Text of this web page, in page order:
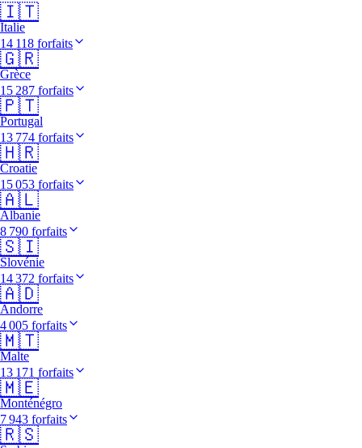
🇮🇹
Italie
14 118 forfaits
🇬🇷
Grèce
15 287 forfaits
🇵🇹
Portugal
13 774 forfaits
🇭🇷
Croatie
15 053 forfaits
🇦🇱
Albanie
8 790 forfaits
🇸🇮
Slovénie
14 372 forfaits
🇦🇩
Andorre
4 005 forfaits
🇲🇹
Malte
13 171 forfaits
🇲🇪
Monténégro
7 943 forfaits
🇷🇸